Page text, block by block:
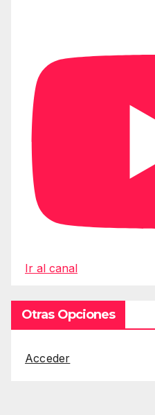
Ir al canal
Otras Opciones
Acceder